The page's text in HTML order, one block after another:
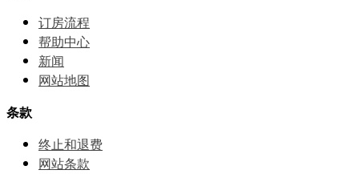
订房流程
帮助中⼼
新闻
网站地图
条款
终止和退费
网站条款